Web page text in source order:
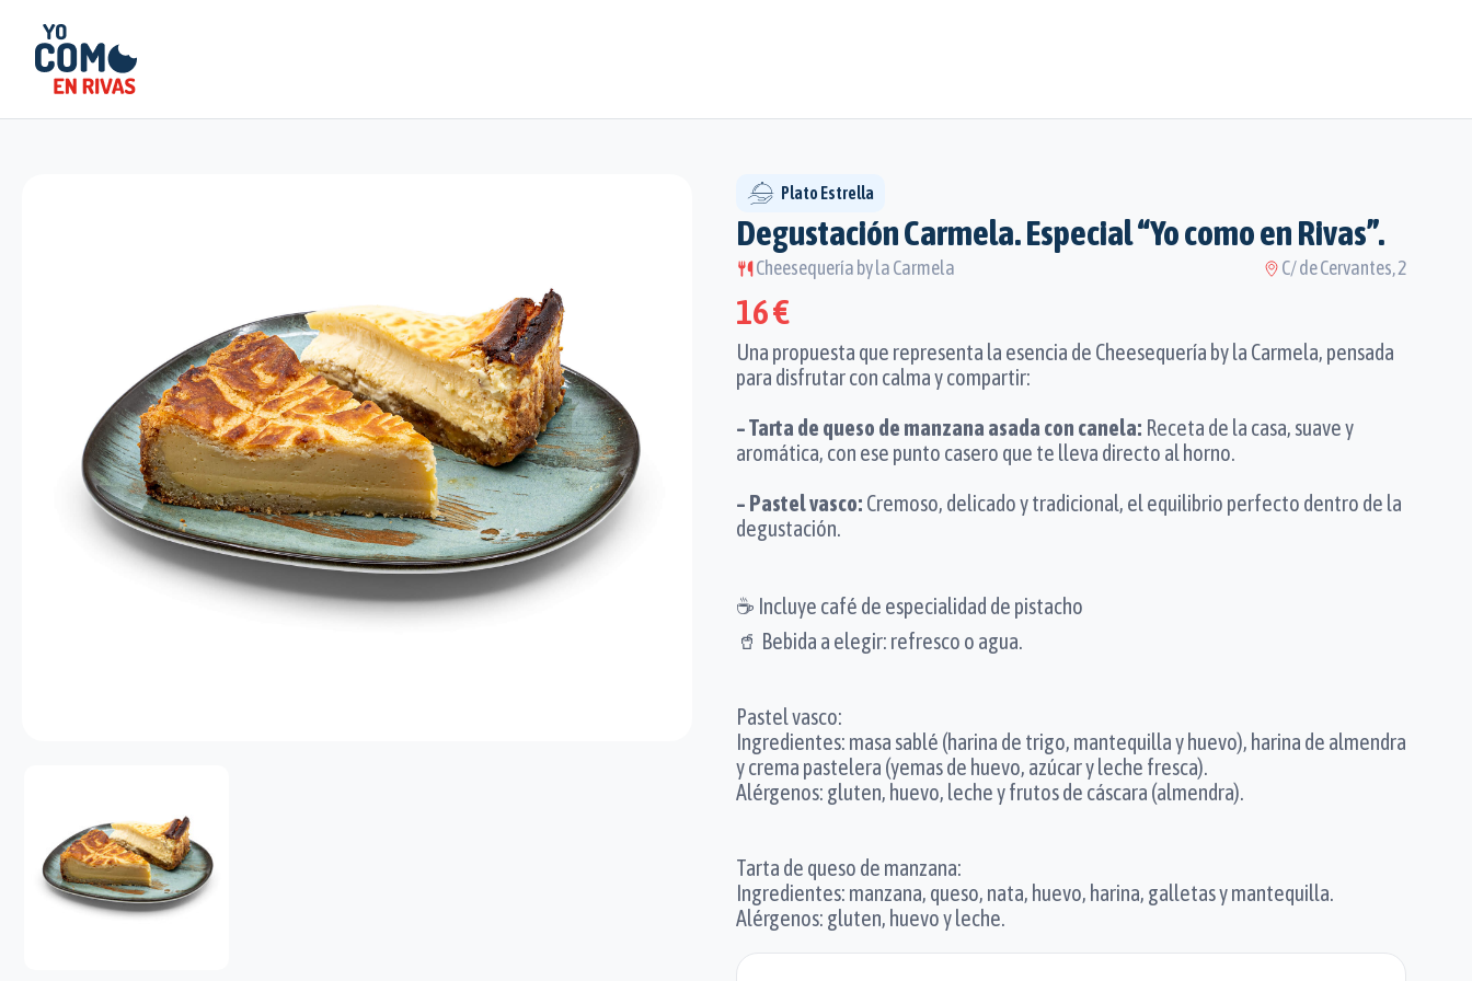
Plato Estrella
Degustación Carmela. Especial “Yo como en Rivas”.
Cheesequería by la Carmela C/ de Cervantes, 2
16 €
Una propuesta que representa la esencia de Cheesequería by la Carmela, pensada
para disfrutar con calma y compartir:
– Tarta de queso de manzana asada con canela: Receta de la casa, suave y
aromática, con ese punto casero que te lleva directo al horno.
– Pastel vasco: Cremoso, delicado y tradicional, el equilibrio perfecto dentro de la
degustación.
☕ Incluye café de especialidad de pistacho
🥤 Bebida a elegir: refresco o agua.
Pastel vasco:
Ingredientes: masa sablé (harina de trigo, mantequilla y huevo), harina de almendra
y crema pastelera (yemas de huevo, azúcar y leche fresca).
Alérgenos: gluten, huevo, leche y frutos de cáscara (almendra).
Tarta de queso de manzana:
Ingredientes: manzana, queso, nata, huevo, harina, galletas y mantequilla.
Alérgenos: gluten, huevo y leche.